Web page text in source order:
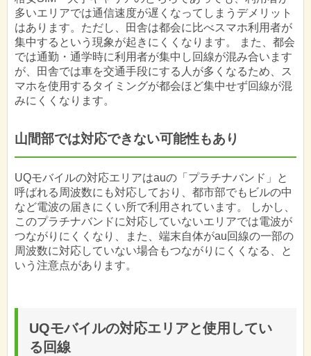
多いエリアでは通信速度が遅くなってしまうデメリット
はあります。ただし、田舎は都会に比べスマホ利用者が
集中するという現象が起きにくくなります。 また、都会
では通勤・通学時に利用者が集中し回線が混み合います
が、田舎では車を交通手段にする人が多くなるため、ス
マホを使用するタイミングが都会ほど集中せず回線が混
みにくくなります。
山間部では対応できない可能性もあり
UQモバイルの対応エリアはauの「プラチナバンド」と
呼ばれる周波数にも対応しており、都市部でもビルの中
など電波の届きにくい所で利用されています。 しかし、
このプラチナバンドに対応していないエリアでは電波が
つながりにくくなり、また、端末自体がau回線の一部の
周波数に対応していない場合もつながりにくくなる、と
いう注意点があります。
UQモバイルの対応エリアと使用してい
る回線